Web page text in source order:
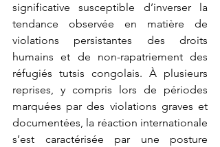
significative susceptible d’inverser la
tendance observée en matière de
violations persistantes des droits
humains et de non-rapatriement des
réfugiés tutsis congolais. À plusieurs
reprises, y compris lors de périodes
marquées par des violations graves et
documentées, la réaction internationale
s’est caractérisée par une posture